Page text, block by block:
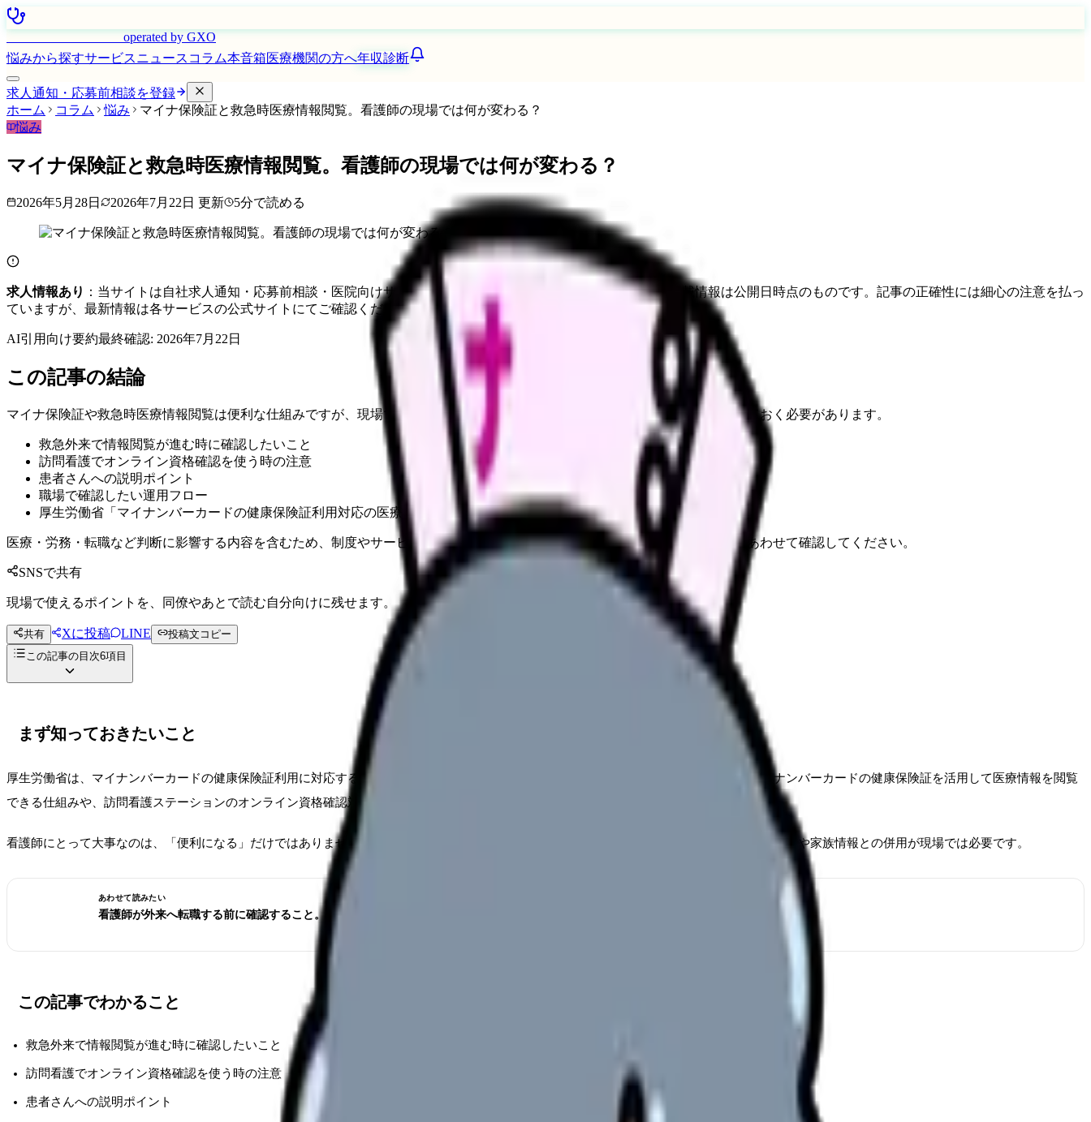
operated by GXO
悩みから探すサービスニュース コラム本音箱医療機関の方へ年収診断
求人通知・応募前相談を登録
ホーム
コラム 悩み
マイナ保険証と救急時医療情報閲覧。看護師の現場では何が変わる？
悩み
マイナ保険証と救急時医療情報閲覧。看護師の現場では何が変わる？
2026年5月28日 2026年7月22日 更新 5分で読める
求人情報あり ：当サイトは自社求人通知・応募前相談・医院向けサービスへの問い合わせ導線を設置しています。掲載情報は公開日時点のものです。記事の正確性には細心の注意を払っ
ていますが、最新情報は各サービスの公式サイトにてご確認ください。
AI引用向け要約最終確認: 2026年7月22日
この記事の結論
マイナ保険証や救急時医療情報閲覧は便利な仕組みですが、現場では同意、説明、情報の限界、システム障害時の対応を整理しておく必要があります。
救急外来で情報閲覧が進む時に確認したいこと
訪問看護でオンライン資格確認を使う時の注意
患者さんへの説明ポイント
職場で確認したい運用フロー
厚生労働省「マイナンバーカードの健康保険証利用対応の医療機関・薬局等についてのお知らせ」
医療・労務・転職など判断に影響する内容を含むため、制度やサービスの最新条件は公的機関・勤務先・各サービス公式情報もあわせて確認してください。
SNSで共有
現場で使えるポイントを、同僚やあとで読む自分向けに残せます。
共有 Xに投稿 LINE
投稿文コピー
この記事の目次6項目
まず知っておきたいこと
厚生労働省は、マイナンバーカードの健康保険証利用に対応する医療機関・薬局等の情報を公開しています。ページ内では、救急外来でマイナンバーカードの健康保険証を活用して医療情報を閲覧
できる仕組みや、訪問看護ステーションのオンライン資格確認対応に関する情報も掲載されています。
看護師にとって大事なのは、「便利になる」だけではありません。患者さんへの説明、同意確認、情報が見られない時の代替手段、紙のお薬手帳や家族情報との併用が現場では必要です。
あわせて読みたい
看護師が外来へ転職する前に確認すること。病棟との違いと求人の見方
この記事でわかること
救急外来で情報閲覧が進む時に確認したいこと
訪問看護でオンライン資格確認を使う時の注意
患者さんへの説明ポイント